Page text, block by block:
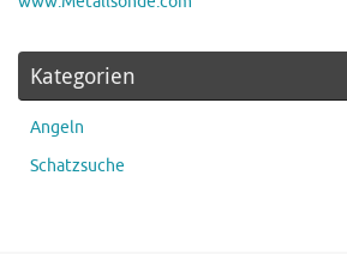
Kategorien
Angeln
Schatzsuche